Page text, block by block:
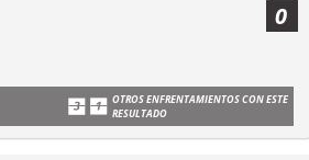
0
OTROS ENFRENTAMIENTOS CON ESTE
RESULTADO